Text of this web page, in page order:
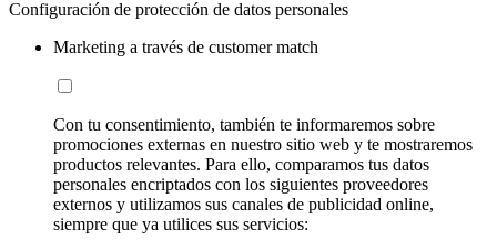
Configuración de protección de datos personales
Marketing a través de customer match
Con tu consentimiento, también te informaremos sobre
promociones externas en nuestro sitio web y te mostraremos
productos relevantes. Para ello, comparamos tus datos
personales encriptados con los siguientes proveedores
externos y utilizamos sus canales de publicidad online,
siempre que ya utilices sus servicios: